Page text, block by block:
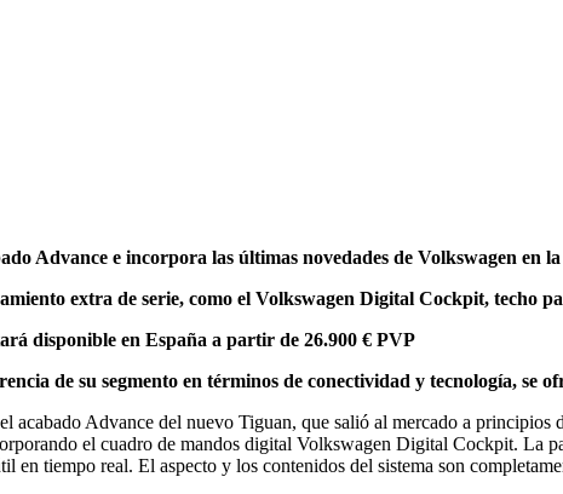
Advance e incorpora las últimas novedades de Volkswagen en
extra de serie, como el Volkswagen Digital Cockpit, techo
disponible en España a partir de 26.900 € PVP
de su segmento en términos de conectividad y tecnología, se
acabado Advance del nuevo Tiguan, que salió al mercado a
el cuadro de mandos digital Volkswagen Digital Cockpit. La
en tiempo real. El aspecto y los contenidos del sistema son